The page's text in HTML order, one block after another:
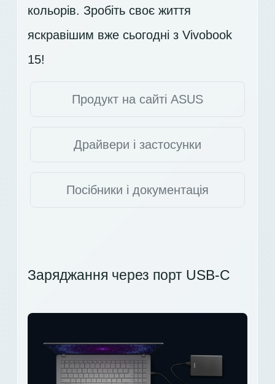
кольорів. Зробіть своє життя
яскравішим вже сьогодні з Vivobook
15!
Продукт на сайті ASUS
Драйвери і застосунки
Посібники і документація
Заряджання через порт USB-C